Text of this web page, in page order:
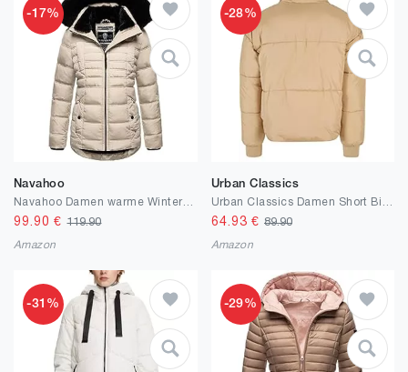
-17%
Navahoo
Navahoo Damen warme Winterjacke mit Teddyfell Stepp Winter Jacke mit abnehmbarer Kapuze B992
99.90 €119.90
Amazon
-28%
Urban Classics
64.93 € 89.90
Amazon
-31% -29%